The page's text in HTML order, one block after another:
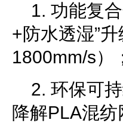
1. 功能复
+防水透湿”
1800mm/s）
2. 环保可
降解PLA混纺